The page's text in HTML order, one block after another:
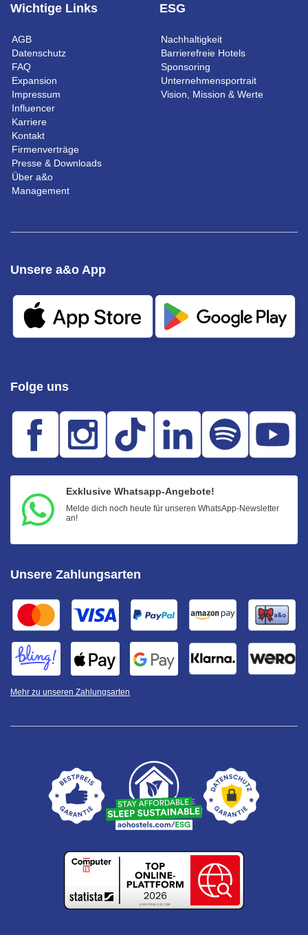
Wichtige Links
AGB
Datenschutz
FAQ
Expansion
Impressum
Influencer
Karriere
Kontakt
Firmenverträge
Presse & Downloads
Über a&o
Management
ESG
Nachhaltigkeit
Barrierefreie Hotels
Sponsoring
Unternehmensportrait
Vision, Mission & Werte
Folge uns
Exklusive Whatsapp-Angebote!
Melde dich noch heute für unseren WhatsApp-Newsletter
an!
Unsere a&o App
Unsere Zahlungsarten
Mehr zu unseren Zahlungsarten